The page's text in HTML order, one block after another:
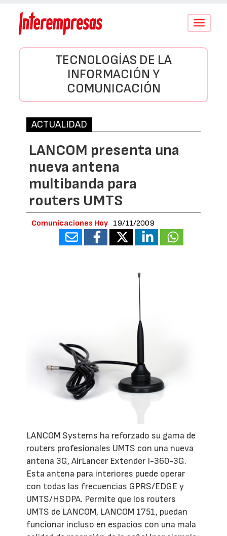
Conmutar
TECNOLOGÍAS DE LA
INFORMACIÓN Y
COMUNICACIÓN
ACTUALIDAD
LANCOM presenta una
nueva antena
multibanda para
routers UMTS
Comunicaciones Hoy 19/11/2009
LANCOM Systems ha reforzado su gama de
routers profesionales UMTS con una nueva
antena 3G, AirLancer Extender I-360-3G.
Esta antena para interiores puede operar
con todas las frecuencias GPRS/EDGE y
UMTS/HSDPA. Permite que los routers
UMTS de LANCOM, LANCOM 1751, puedan
funcionar incluso en espacios con una mala